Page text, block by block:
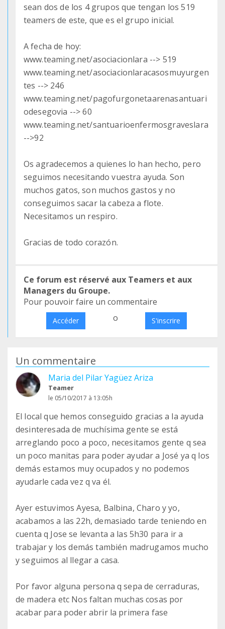
sean dos de los 4 grupos que tengan los 519
teamers de este, que es el grupo inicial.
A fecha de hoy:
www.teaming.net/asociacionlara --> 519
www.teaming.net/asociacionlaracasosmuyurgen
tes --> 246
www.teaming.net/pagofurgonetaarenasantuari
odesegovia --> 60
www.teaming.net/santuarioenfermosgraveslara
-->92
Os agradecemos a quienes lo han hecho, pero
seguimos necesitando vuestra ayuda. Son
muchos gatos, son muchos gastos y no
conseguimos sacar la cabeza a flote.
Necesitamos un respiro.
Gracias de todo corazón.
Ce forum est réservé aux Teamers et aux
Managers du Groupe.
Pour pouvoir faire un commentaire
Accéder o S'inscrire
Un commentaire
Maria del Pilar Yagüez Ariza
Teamer
le 05/10/2017 à 13:05h
El local que hemos conseguido gracias a la ayuda
desinteresada de muchísima gente se está
arreglando poco a poco, necesitamos gente q sea
un poco manitas para poder ayudar a José ya q los
demás estamos muy ocupados y no podemos
ayudarle cada vez q va él.
Ayer estuvimos Ayesa, Balbina, Charo y yo,
acabamos a las 22h, demasiado tarde teniendo en
cuenta q Jose se levanta a las 5h30 para ir a
trabajar y los demás también madrugamos mucho
y seguimos al llegar a casa.
Por favor alguna persona q sepa de cerraduras,
de madera etc Nos faltan muchas cosas por
acabar para poder abrir la primera fase